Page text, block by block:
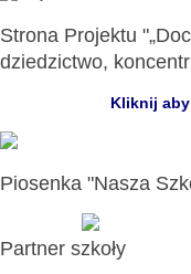
Strona Projektu
dziedzictwo,
Kliknij
Piosenka "Nasza
Partner szkoły